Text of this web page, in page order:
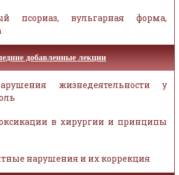
псориаз, вульгарная форма,
добавленные лекции
жизнедеятельности у
в хирургии и принципы
нарушения и их коррекция